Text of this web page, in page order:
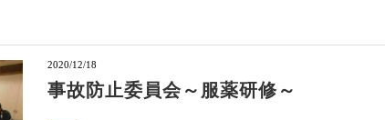
2020/12/18
事故防止委員会～服薬研修～